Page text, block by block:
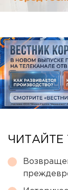
ЧИТАЙТЕ